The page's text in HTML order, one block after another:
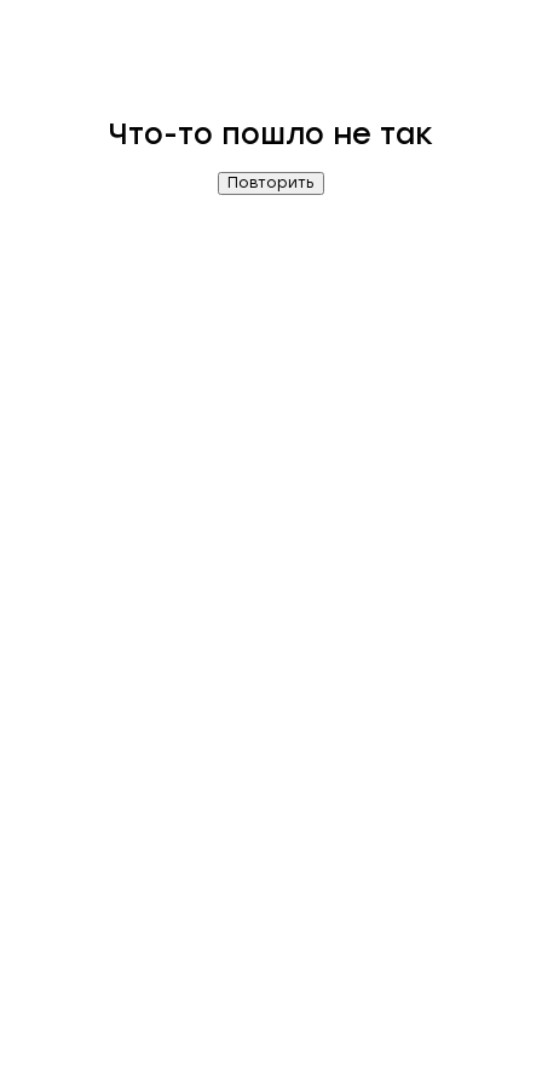
Что-то пошло не так
Повторить